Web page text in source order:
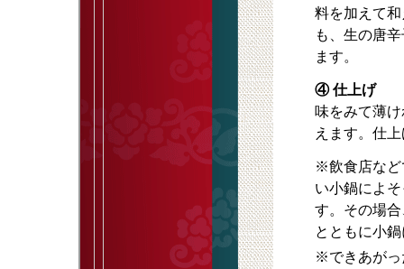
料を加えて
も、生の唐
ます。
④ 仕上げ
味をみて薄
えます。仕
※飲食店など
い小鍋によ
す。その場
とともに小
※できあがっ